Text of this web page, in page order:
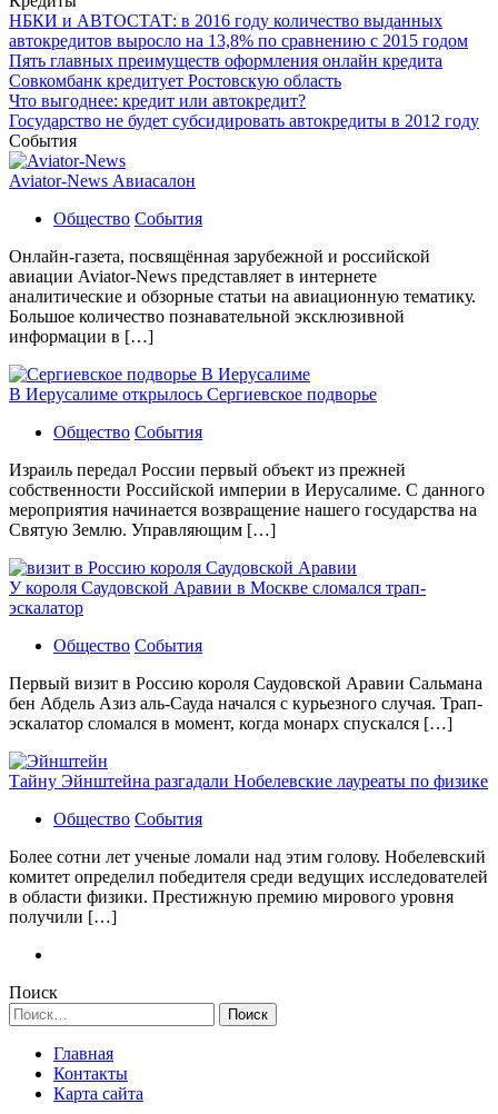
НБКИ и АВТОСТАТ: в 2016 году количество выданных
автокредитов выросло на 13,8% по сравнению с 2015 годом
Пять главных преимуществ оформления онлайн кредита
Совкомбанк кредитует Ростовскую область
Что выгоднее: кредит или автокредит?
Государство не будет субсидировать автокредиты в 2012 году
События
Aviator-News Авиасалон
Общество События
Онлайн-газета, посвящённая зарубежной и российской
авиации Aviator-News представляет в интернете
аналитические и обзорные статьи на авиационную тематику.
Большое количество познавательной эксклюзивной
информации в […]
В Иерусалиме открылось Сергиевское подворье
Общество События
Израиль передал России первый объект из прежней
собственности Российской империи в Иерусалиме. С данного
мероприятия начинается возвращение нашего государства на
Святую Землю. Управляющим […]
У короля Саудовской Аравии в Москве сломался трап-
эскалатор
Общество События
Первый визит в Россию короля Саудовской Аравии Сальмана
бен Абдель Азиз аль-Сауда начался с курьезного случая. Трап-
эскалатор сломался в момент, когда монарх спускался […]
Тайну Эйнштейна разгадали Нобелевские лауреаты по физике
Общество События
Более сотни лет ученые ломали над этим голову. Нобелевский
комитет определил победителя среди ведущих исследователей
в области физики. Престижную премию мирового уровня
получили […]
Поиск
Найти:
Главная
Контакты
Карта сайта